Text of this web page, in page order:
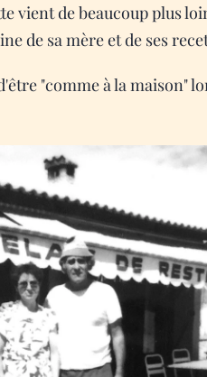
vient de beaucoup plus
de sa mère et de ses
"comme à la maison"